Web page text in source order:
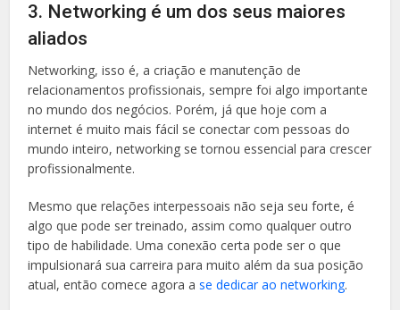
3. Networking é um dos seus maiores
aliados
Networking, isso é, a criação e manutenção de
relacionamentos profissionais, sempre foi algo importante
no mundo dos negócios. Porém, já que hoje com a
internet é muito mais fácil se conectar com pessoas do
mundo inteiro, networking se tornou essencial para crescer
profissionalmente.
Mesmo que relações interpessoais não seja seu forte, é
algo que pode ser treinado, assim como qualquer outro
tipo de habilidade. Uma conexão certa pode ser o que
impulsionará sua carreira para muito além da sua posição
atual, então comece agora ase dedicar ao networking.